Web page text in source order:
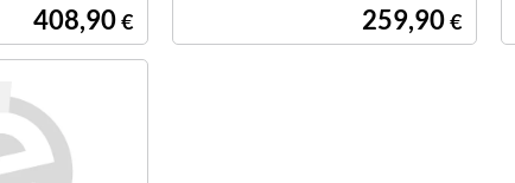
408,90€ 259,90€